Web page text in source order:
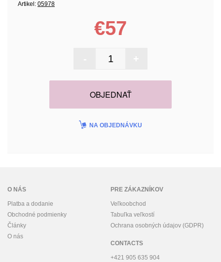
Artikel: 05978
€57
OBJEDNAŤ
NA OBJEDNÁVKU
O NÁS
Platba a dodanie
Obchodné podmienky
Články
O nás
PRE ZÁKAZNÍKOV
Veľkoobchod
Tabuľka veľkostí
Ochrana osobných údajov (GDPR)
CONTACTS
+421 905 635 904